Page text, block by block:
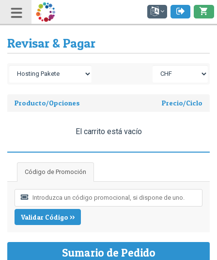
Revisar & Pagar
Producto/Opciones Precio/Ciclo
El carrito está vacío
Código de Promoción
Validar Código >>
Sumario de Pedido